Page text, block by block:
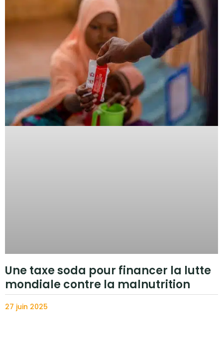
Une taxe soda pour financer la lutte
mondiale contre la malnutrition
27 juin 2025